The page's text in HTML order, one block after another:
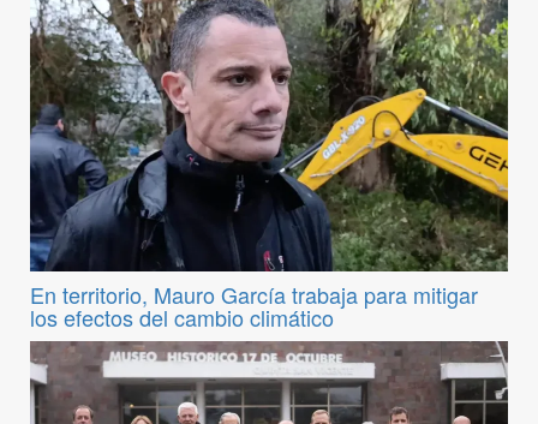
En territorio, Mauro García trabaja para mitigar
los efectos del cambio climático